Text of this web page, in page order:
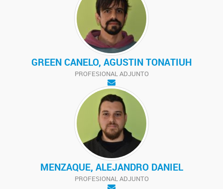
GREEN CANELO, AGUSTIN TONATIUH
PROFESIONAL ADJUNTO
MENZAQUE, ALEJANDRO DANIEL
PROFESIONAL ADJUNTO